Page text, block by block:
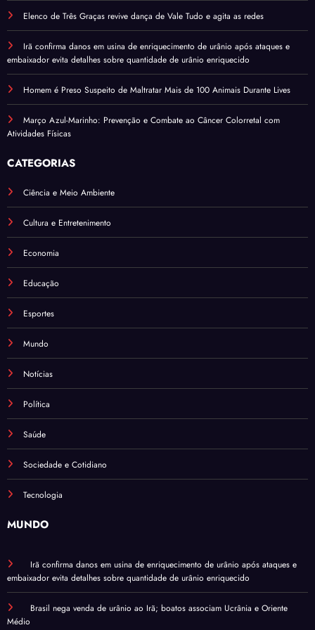
Elenco de Três Graças revive dança de Vale Tudo e agita as redes
Irã confirma danos em usina de enriquecimento de urânio após ataques e
embaixador evita detalhes sobre quantidade de urânio enriquecido
Homem é Preso Suspeito de Maltratar Mais de 100 Animais Durante Lives
Março Azul-Marinho: Prevenção e Combate ao Câncer Colorretal com
Atividades Físicas
CATEGORIAS
Ciência e Meio Ambiente
Cultura e Entretenimento
Economia
Educação
Esportes
Mundo
Notícias
Política
Saúde
Sociedade e Cotidiano
Tecnologia
MUNDO
Irã confirma danos em usina de enriquecimento de urânio após ataques e
embaixador evita detalhes sobre quantidade de urânio enriquecido
Brasil nega venda de urânio ao Irã; boatos associam Ucrânia e Oriente
Médio